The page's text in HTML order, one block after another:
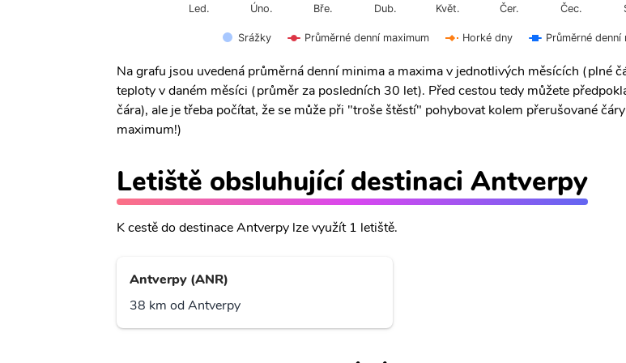
Srážky Průměrné denní maximum Horké dny Průměrné denní
Led. Úno. Bře. Dub. Květ. Čer. Čec.
Na grafu jsou uvedená průměrná denní minima a maxima v jednotlivých měsících (plné
teploty v daném měsíci (průměr za posledních 30 let). Před cestou tedy můžete
čára), ale je třeba počítat, že se může při "troše štěstí" pohybovat kolem přerušované
maximum!)
Letiště obsluhující destinaci Antverpy
K cestě do destinace Antverpy lze využít 1 letiště.
Antverpy (ANR)
38 km od Antverpy